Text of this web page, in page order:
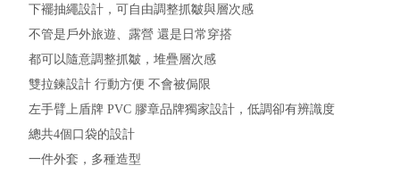
下襬抽繩設計，可自由調整抓皺與層次感
不管是戶外旅遊、露營 還是日常穿搭
都可以隨意調整抓皺，堆疊層次感
雙拉鍊設計 行動方便 不會被侷限
左手臂上盾牌 PVC 膠章品牌獨家設計，低調卻有辨識度
總共4個口袋的設計
一件外套，多種造型